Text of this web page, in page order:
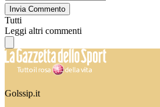
Invia Commento
Tutti
Leggi altri commenti
Golssip.it